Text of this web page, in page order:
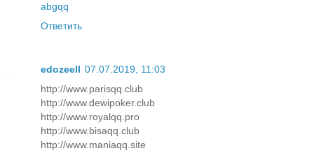
abgqq
Ответить
edozeell 07.07.2019, 11:03
http://www.parisqq.club
http://www.dewipoker.club
http://www.royalqq.pro
http://www.bisaqq.club
http://www.maniaqq.site